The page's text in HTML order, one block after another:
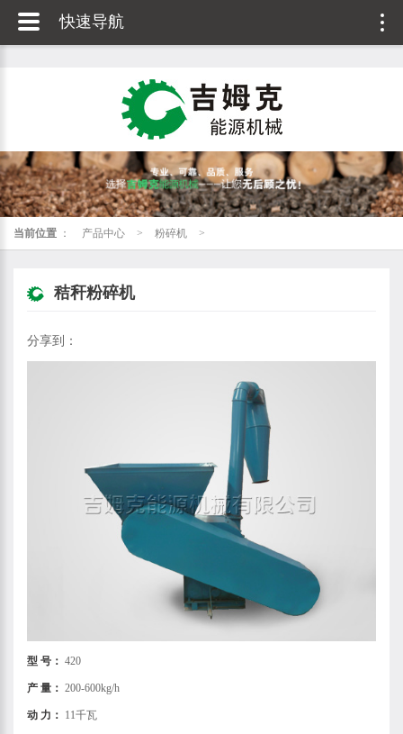
当前位置 ： 产品中心 > 粉碎机 >
秸秆粉碎机
分享到：
型 号： 420
产 量： 200-600kg/h
动 力： 11千瓦
快速导航